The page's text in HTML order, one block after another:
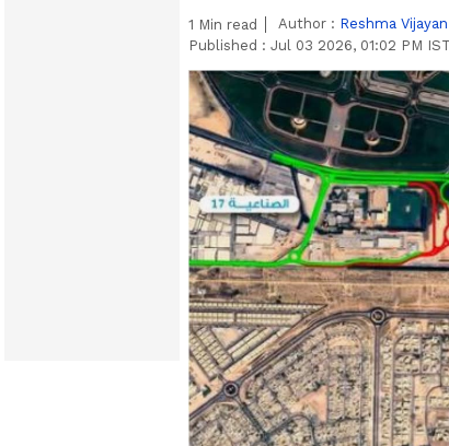
1 Min read Author : Reshma Vijayan
Published : Jul 03 2026, 01:02 PM IST